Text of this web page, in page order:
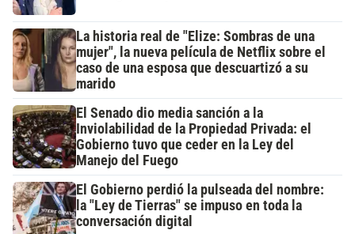
La historia real de "Elize: Sombras de una
mujer", la nueva película de Netflix sobre el
caso de una esposa que descuartizó a su
marido
El Senado dio media sanción a la
Inviolabilidad de la Propiedad Privada: el
Gobierno tuvo que ceder en la Ley del
Manejo del Fuego
El Gobierno perdió la pulseada del nombre:
la "Ley de Tierras" se impuso en toda la
conversación digital